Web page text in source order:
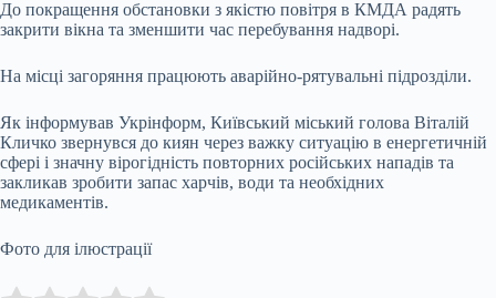
До покращення обстановки з якістю повітря в КМДА радять
закрити вікна та зменшити час перебування надворі.
На місці загоряння працюють аварійно-рятувальні підрозділи.
Як інформував Укрінформ, Київський міський голова Віталій
Кличко звернувся до киян через важку ситуацію в енергетичній
сфері і значну вірогідність повторних російських нападів та
закликав зробити запас харчів, води та необхідних
медикаментів.
Фото для ілюстрації